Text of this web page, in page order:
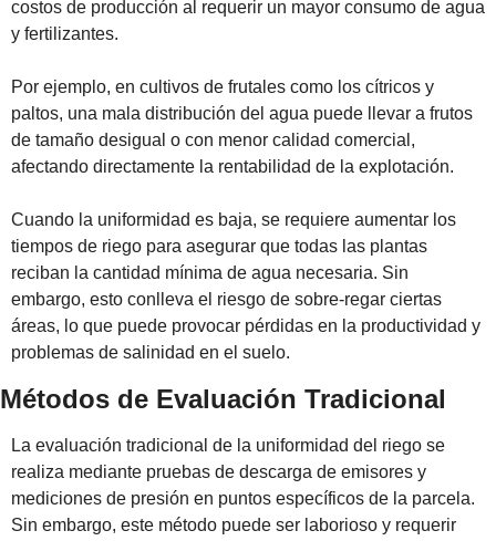
costos de producción al requerir un mayor consumo de agua
y fertilizantes.
Por ejemplo, en cultivos de frutales como los cítricos y
paltos, una mala distribución del agua puede llevar a frutos
de tamaño desigual o con menor calidad comercial,
afectando directamente la rentabilidad de la explotación.
Cuando la uniformidad es baja, se requiere aumentar los
tiempos de riego para asegurar que todas las plantas
reciban la cantidad mínima de agua necesaria. Sin
embargo, esto conlleva el riesgo de sobre-regar ciertas
áreas, lo que puede provocar pérdidas en la productividad y
problemas de salinidad en el suelo.
Métodos de Evaluación Tradicional
La evaluación tradicional de la uniformidad del riego se
realiza mediante pruebas de descarga de emisores y
mediciones de presión en puntos específicos de la parcela.
Sin embargo, este método puede ser laborioso y requerir